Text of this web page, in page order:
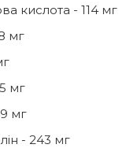
кислота - 114 мг
мг
мг
мг
- 243 мг